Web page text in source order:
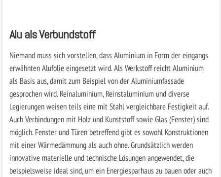
Alu als Verbundstoff
Niemand muss sich vorstellen, dass Aluminium in Form der eingangs
erwähnten Alufolie eingesetzt wird. Als Werkstoff reicht Aluminium
als Basis aus, damit zum Beispiel von der Aluminiumfassade
gesprochen wird. Reinaluminium, Reinstaluminium und diverse
Legierungen weisen teils eine mit Stahl vergleichbare Festigkeit auf.
Auch Verbindungen mit Holz und Kunststoff sowie Glas (Fenster) sind
möglich. Fenster und Türen betreffend gibt es sowohl Konstruktionen
mit einer Wärmedämmung als auch ohne. Grundsätzlich werden
innovative materielle und technische Lösungen angewendet, die
beispielsweise ideal sind, um ein Energiesparhaus zu bauen oder auch